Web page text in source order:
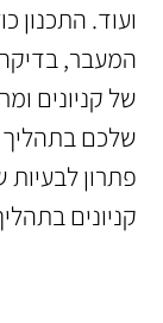
ועוד. התכנון
המעבר, בדיקה
של קניונים
שלכם
פתרון
קניונים